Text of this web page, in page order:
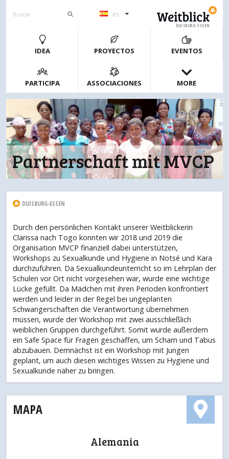
es
DUISBURG-ESSEN
IDEA PROYECTOS EVENTOS
PARTICIPA ASSOCIACIONES MORE
Partnerschaft mit MVCP
DUISBURG-ESSEN
Durch den persönlichen Kontakt unserer Weitblickerin
Clarissa nach Togo konnten wir 2018 und 2019 die
Organisation MVCP finanziell dabei unterstützen,
Workshops zu Sexualkunde und Hygiene in Notsé und Kara
durchzuführen. Da Sexualkundeunterricht so im Lehrplan der
Schulen vor Ort nicht vorgesehen war, wurde eine wichtige
Lücke gefüllt. Da Mädchen mit ihren Perioden konfrontiert
werden und leider in der Regel bei ungeplanten
Schwangerschaften die Verantwortung übernehmen
müssen, wurde der Workshop mit zwei ausschließlich
weiblichen Gruppen durchgeführt. Somit wurde außerdem
ein Safe Space für Fragen geschaffen, um Scham und Tabus
abzubauen. Demnächst ist ein Workshop mit Jungen
geplant, um auch diesen wichtiges Wissen zu Hygiene und
Sexualkunde näher zu bringen.
MAPA
Alemania